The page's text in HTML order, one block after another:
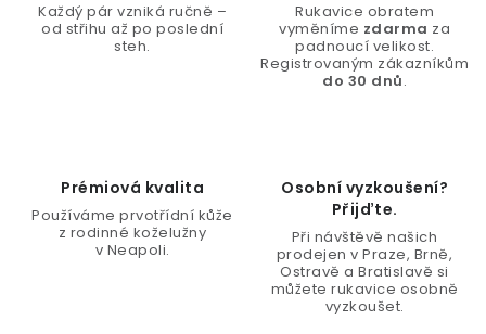
Každý pár vzniká ručně –
od střihu až po poslední
steh.
Rukavice obratem
vyměníme zdarma za
padnoucí velikost.
Registrovaným zákazníkům
do 30 dnů.
Prémiová kvalita
Používáme prvotřídní kůže
z rodinné koželužny
v Neapoli.
Osobní vyzkoušení?
Přijďte.
Při návštěvě našich
prodejen v Praze, Brně,
Ostravě a Bratislavě si
můžete rukavice osobně
vyzkoušet.